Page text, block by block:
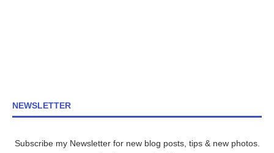
NEWSLETTER
Subscribe my Newsletter for new blog posts, tips & new photos.